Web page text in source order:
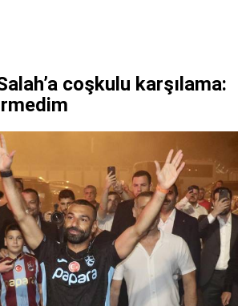
coşkulu karşılama: